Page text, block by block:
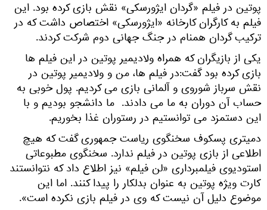
پوتین در فیلم «گردان ایژورسکی» نقش بازی کرده بود. این
فیلم به کارگران کارخانه «ایژورسکی» اختصاص داشت که در
ترکیب گردان همنام در جنگ جهانی دوم شرکت کردند.
یکی از بازیگران که همراه ولادیمیر پوتین در این فیلم ها
بازی کرده بود گفت:در فیلم ها، من و ولادیمیر پوتین در
نقش سرباز شوروی و آلمانی بازی می کردیم. پول خوبی به
حساب آن دوران به ما می دادند. ما دانشجو بودیم و با
این دستمزد می توانستیم در رستوران غذا بخوریم.
دمیتری پسکوف سخنگوی ریاست جمهوری گفت که هیچ
اطلاعی از بازی پوتین در فیلم ندارد. سخنگوی مطبوعاتی
استودیوی فیلمبرداری «لن فیلم» نیز اطلاع داد که نتوانستند
کارت ویژه پوتین به عنوان بدلکار را پیدا کنند. اما این
موضوع دلیل آن نیست که وی در فیلم بازی نکرده است».